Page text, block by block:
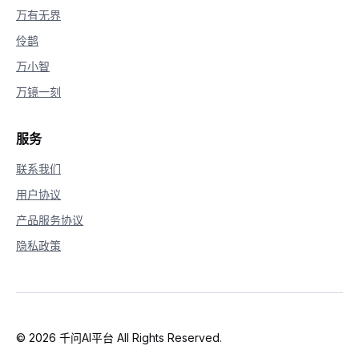
万有无界
伶鹊
万小智
万镜一刻
服务
联系我们
用户协议
产品服务协议
隐私政策
© 2026 千问AI平台 All Rights Reserved.